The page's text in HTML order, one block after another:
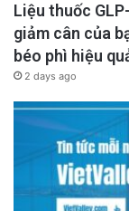
Liệu thuốc
giảm cân của
béo phì hiệu
2 days ago